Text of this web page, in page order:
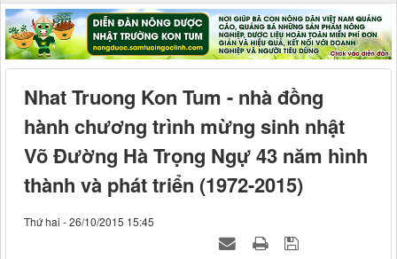
Nhat Truong Kon Tum - nhà đồng
hành chương trình mừng sinh nhật
Võ Đường Hà Trọng Ngự 43 năm hình
thành và phát triển (1972-2015)
Thứ hai - 26/10/2015 15:45